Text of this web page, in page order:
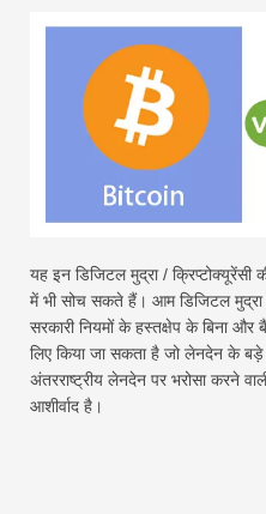
यह इन डिजिटल मुद्रा /
में भी सोच सकते हैं। आम डिजिटल
सरकारी नियमों के हस्तक्षेप के बिना
लिए किया जा सकता है जो लेनदेन के
अंतरराष्ट्रीय लेनदेन पर भरोसा करने
आशीर्वाद है।